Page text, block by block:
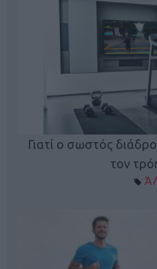
Γιατί ο σωστός
τον